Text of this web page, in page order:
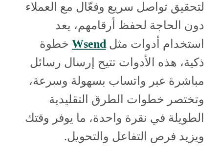
لتحقيق تواصل سريع وفعّال مع العملاء
دون الحاجة لحفظ أرقامهم، يعد
استخدام أدوات مثل Wsend خطوة
ذكية، هذه الأدوات تتيح إرسال رسائل
مباشرة عبر واتساب بسهولة وسرعة،
وتختصر خطوات الطرق التقليدية
الطويلة في نقرة واحدة، ما يوفر وقتك
ويزيد فرص التفاعل والتحويل.